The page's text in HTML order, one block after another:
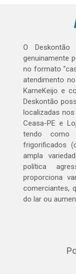
O
genuinamente
no formato
atendimento
KarneKeijo e
Deskontão
localizadas
Ceasa-PE e
tendo como
frigorificados
ampla
política
proporciona
comerciantes,
do lar ou